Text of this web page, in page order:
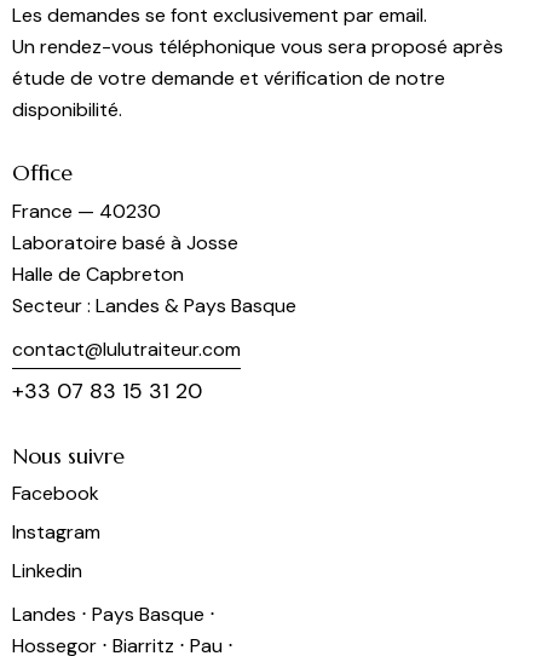
Les demandes se font exclusivement par email.
Un rendez-vous téléphonique vous sera proposé après
étude de votre demande et vérification de notre
disponibilité.
Office
France — 40230
Laboratoire basé à Josse
Halle de Capbreton
Secteur : Landes & Pays Basque
contact@lulutraiteur.com
+33 07 83 15 31 20
Nous suivre
Facebook
Instagram
Linkedin
Landes ⋅ Pays Basque ⋅
Hossegor ⋅ Biarritz ⋅ Pau ⋅